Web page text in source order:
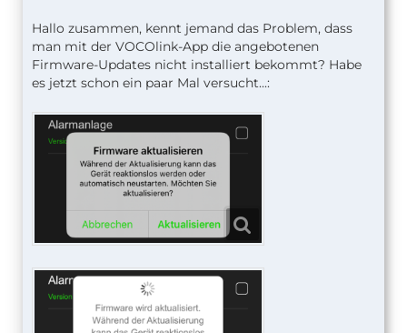
Hallo zusammen, kennt jemand das Problem, dass
man mit der VOCOlink-App die angebotenen
Firmware-Updates nicht installiert bekommt? Habe
es jetzt schon ein paar Mal versucht...: